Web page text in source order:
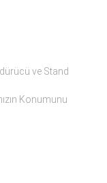
ve Stand
Konumunu